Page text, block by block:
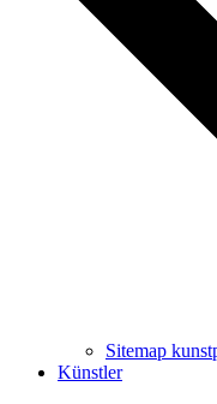
Harald
Sitemap
Künstler